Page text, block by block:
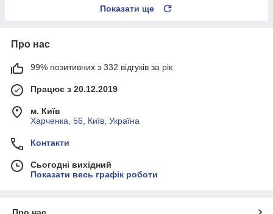
Показати ще
Про нас
99% позитивних з 332 відгуків за рік
Працює з 20.12.2019
м. Київ
Харченка, 56, Київ, Україна
Контакти
Сьогодні вихідний
Показати весь графік роботи